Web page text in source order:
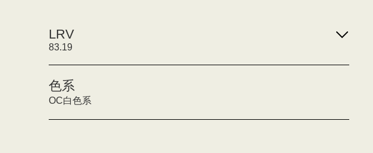
LRV
83.19
色系
OC白色系